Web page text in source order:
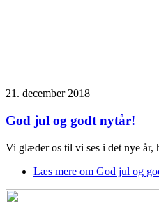
21. december 2018
God jul og godt nytår!
Vi glæder os til vi ses i det nye
Læs mere om God jul og